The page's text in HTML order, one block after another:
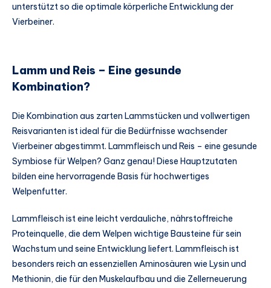
unterstützt so die optimale körperliche Entwicklung der
Vierbeiner.
Lamm und Reis – Eine gesunde
Kombination?
Die Kombination aus zarten Lammstücken und vollwertigen
Reisvarianten ist ideal für die Bedürfnisse wachsender
Vierbeiner abgestimmt. Lammfleisch und Reis – eine gesunde
Symbiose für Welpen? Ganz genau! Diese Hauptzutaten
bilden eine hervorragende Basis für hochwertiges
Welpenfutter.
Lammfleisch ist eine leicht verdauliche, nährstoffreiche
Proteinquelle, die dem Welpen wichtige Bausteine für sein
Wachstum und seine Entwicklung liefert. Lammfleisch ist
besonders reich an essenziellen Aminosäuren wie Lysin und
Methionin, die für den Muskelaufbau und die Zellerneuerung